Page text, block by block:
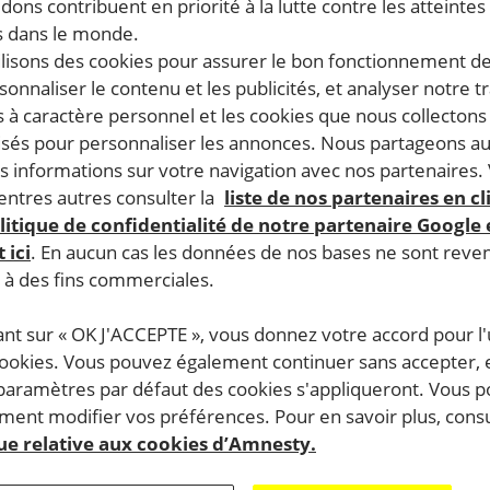
SIGNEZ LA PÉTITION
Monsieur Le Premier ministre
Netanyahou,
les mineurs palestiniens ne doivent plus
Cette pétition estterminée, merci pour
soutien.
N’hésitez pas à signer une des autres
contribuent en priorité à la lutte contre les
dans le monde.
des cookies pour assurer le bon fonctionnement
le contenu et les publicités, et analyser notre
à caractère personnel et les cookies que nous
pour personnaliser les annonces. Nous partageons
informations sur votre navigation avec nos partenaires.
autres consulter la liste de nos partenaires en
de confidentialité de notre partenaire Google
ici. En aucun cas les données de nos bases ne sont
des fins commerciales.
sur « OK J'ACCEPTE », vous donnez votre accord pour
Vous pouvez également continuer sans accepter,
par défaut des cookies s'appliqueront. Vous
modifier vos préférences. Pour en savoir plus,
relative aux cookies d’Amnesty.